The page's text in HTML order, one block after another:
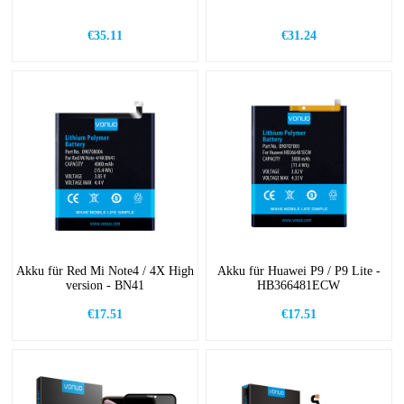
€35.11 €31.24
Akku für Red Mi Note4 / 4X High
version - BN41
€17.51
Akku für Huawei P9 / P9 Lite -
HB366481ECW
€17.51